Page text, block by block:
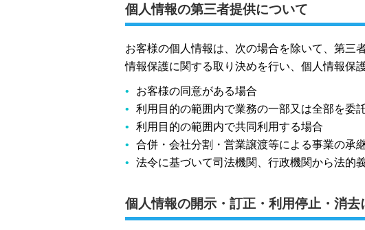
個人情報の第三者提供について
お客様の個人情報は、次の場合を除いて、第三
情報保護に関する取り決めを行い、個人情報保
お客様の同意がある場合
利用目的の範囲内で業務の一部又は全部を委
利用目的の範囲内で共同利用する場合
合併・会社分割・営業譲渡等による事業の承
法令に基づいて司法機関、行政機関から法的
個人情報の開示・訂正・利用停止・消去